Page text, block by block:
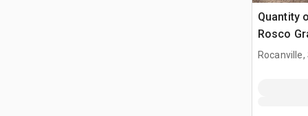
Quantity
Rosco
Varios,
Rocanville,